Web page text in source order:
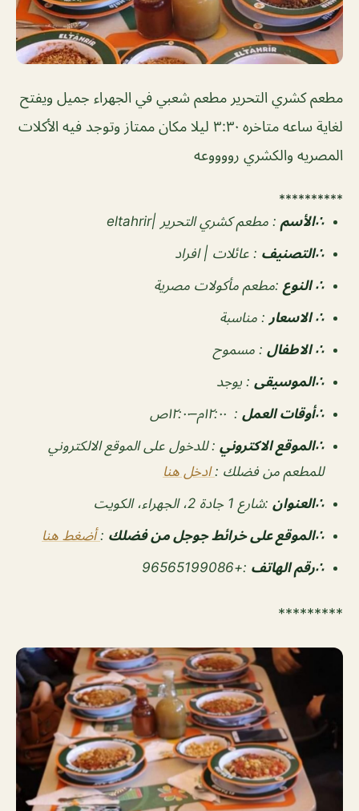
مطعم كشري التحرير مطعم شعبي في الجهراء جميل ويفتح
لغاية ساعه متاخره ٣:٣٠ ليلا
مكان ممتاز وتوجد فيه الأكلات
المصريه والكشري رووووعه
**********
∴الأسم : مطعم كشري التحرير |eltahrir
∴التصنيف : عائلات | افراد
∴ النوع :مطعم مأكولات مصرية
∴ الاسعار : مناسبة
∴ الاطفال : مسموح
∴الموسيقى : يوجد
‏∴أوقات العمل : ١٢:٠٠م–١٢:٠٠ص
∴الموقع الاكتروني : للدخول على الموقع الالكتروني
للمطعم من فضلك :ادخل هنا
∴العنوان :شارع 1 جادة 2، الجهراء، الكويت
∴الموقع على خرائط جوجل من فضلك :أضغط هنا
∴رقم الهاتف :+96565199086
*********